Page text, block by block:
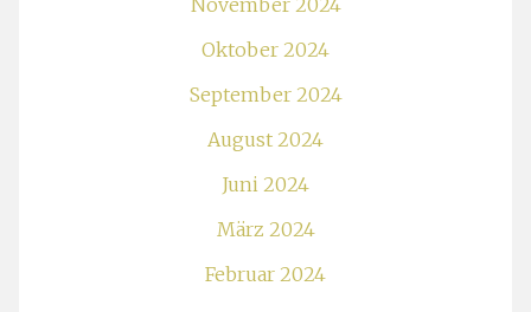
November 2024
Oktober 2024
September 2024
August 2024
Juni 2024
März 2024
Februar 2024